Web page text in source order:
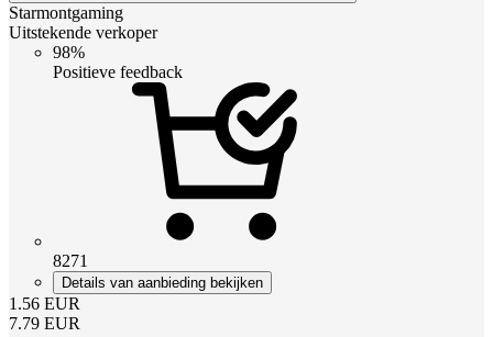
Starmontgaming
Uitstekende verkoper
98%
Positieve feedback
8271
Details van aanbieding bekijken
1.56 EUR
7.79 EUR